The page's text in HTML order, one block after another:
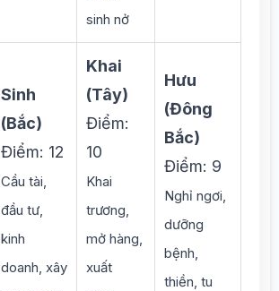
sinh nở
Sinh
(Bắc)
Điểm: 12
Cầu tài,
đầu tư,
kinh
doanh, xây
Khai
(Tây)
Điểm:
10
Khai
trương,
mở hàng,
xuất
Hưu
(Đông
Bắc)
Điểm: 9
Nghỉ ngơi,
dưỡng
bệnh,
thiền, tu